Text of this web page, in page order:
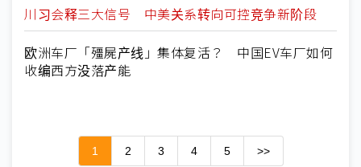
川习会释三大信号 中美关系转向可控竞争新阶段
欧洲车厂「殭屍产线」集体复活？ 中国EV车厂如何
收编西方没落产能
1 2 3 4 5 >>